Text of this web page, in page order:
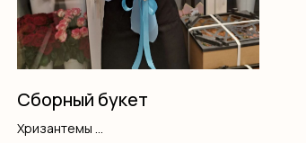
Сборный букет
Хризантемы